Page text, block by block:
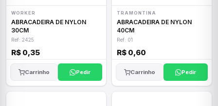
WORKER
ABRACADEIRA DE NYLON
30CM
Ref: 2425
R$ 0,35
Carrinho Pedir
TRAMONTINA
ABRACADEIRA DE NYLON
40CM
Ref: 01
R$ 0,60
Carrinho Pedir